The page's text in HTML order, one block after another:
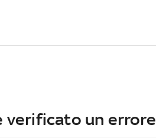
verificato un errore